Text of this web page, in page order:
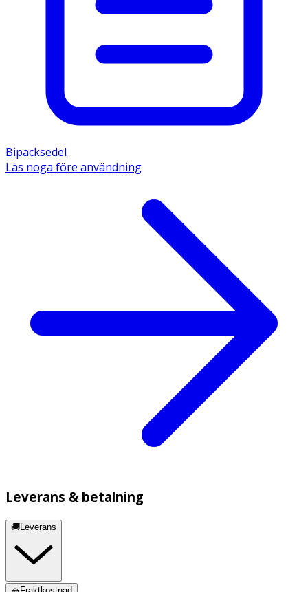
Bipacksedel
Läs noga före användning
Leverans & betalning
🚚Leverans
🧺Fraktkostnad